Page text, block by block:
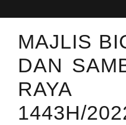
MAJLIS
DAN
RAYA
1443H/